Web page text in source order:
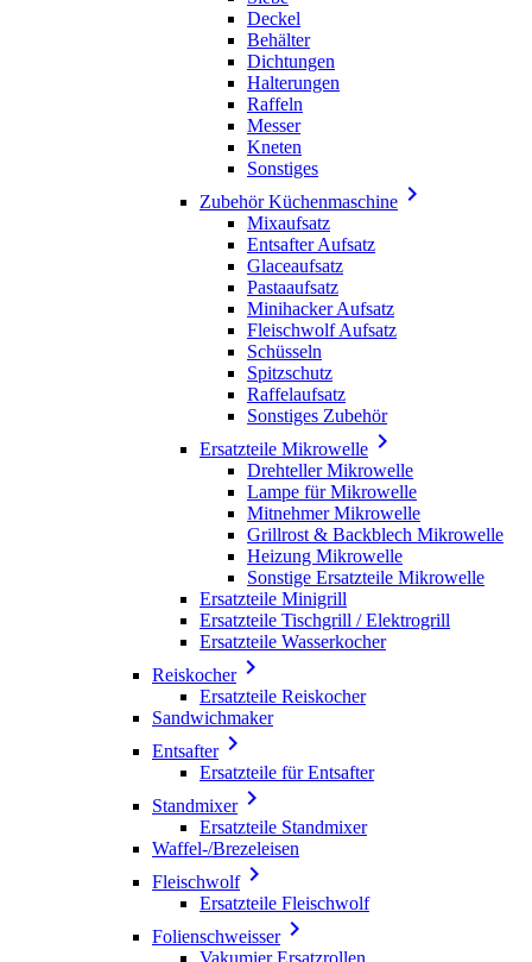
Deckel
Behälter
Dichtungen
Halterungen
Raffeln
Messer
Kneten
Sonstiges
Zubehör Küchenmaschine 
Mixaufsatz
Entsafter Aufsatz
Glaceaufsatz
Pastaaufsatz
Minihacker Aufsatz
Fleischwolf Aufsatz
Schüsseln
Spitzschutz
Raffelaufsatz
Sonstiges Zubehör
Ersatzteile Mikrowelle 
Drehteller Mikrowelle
Lampe für Mikrowelle
Mitnehmer Mikrowelle
Grillrost & Backblech Mikrowelle
Heizung Mikrowelle
Sonstige Ersatzteile Mikrowelle
Ersatzteile Minigrill
Ersatzteile Tischgrill / Elektrogrill
Ersatzteile Wasserkocher
Reiskocher
Ersatzteile Reiskocher
Sandwichmaker
Entsafter
Ersatzteile für Entsafter
Standmixer
Ersatzteile Standmixer
Waffel-/Brezeleisen
Fleischwolf
Ersatzteile Fleischwolf
Folienschweisser
Vakumier Ersatzrollen